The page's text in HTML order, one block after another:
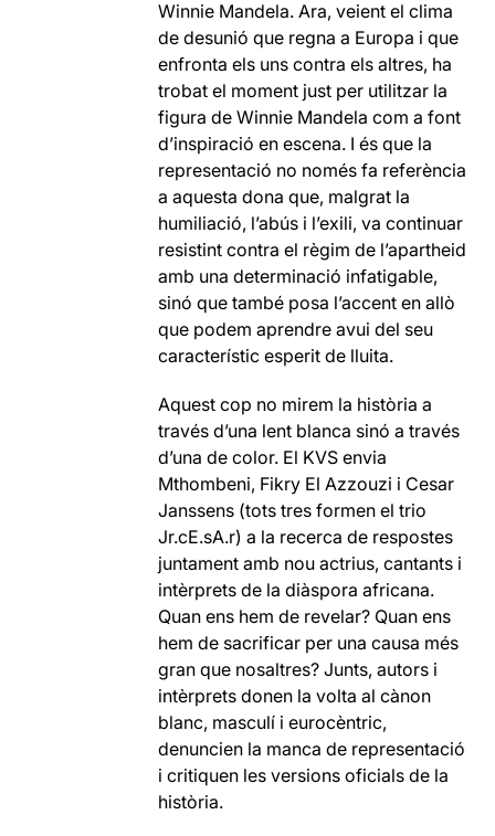
Winnie Mandela. Ara, veient el clima
de desunió que regna a Europa i que
enfronta els uns contra els altres, ha
trobat el moment just per utilitzar la
figura de Winnie Mandela com a font
d’inspiració en escena. I és que la
representació no només fa referència
a aquesta dona que, malgrat la
humiliació, l’abús i l’exili, va continuar
resistint contra el règim de l’apartheid
amb una determinació infatigable,
sinó que també posa l’accent en allò
que podem aprendre avui del seu
característic esperit de lluita.
Aquest cop no mirem la història a
través d’una lent blanca sinó a través
d’una de color. El KVS envia
Mthombeni, Fikry El Azzouzi i Cesar
Janssens (tots tres formen el trio
Jr.cE.sA.r) a la recerca de respostes
juntament amb nou actrius, cantants i
intèrprets de la diàspora africana.
Quan ens hem de revelar? Quan ens
hem de sacrificar per una causa més
gran que nosaltres? Junts, autors i
intèrprets donen la volta al cànon
blanc, masculí i eurocèntric,
denuncien la manca de representació
i critiquen les versions oficials de la
història.